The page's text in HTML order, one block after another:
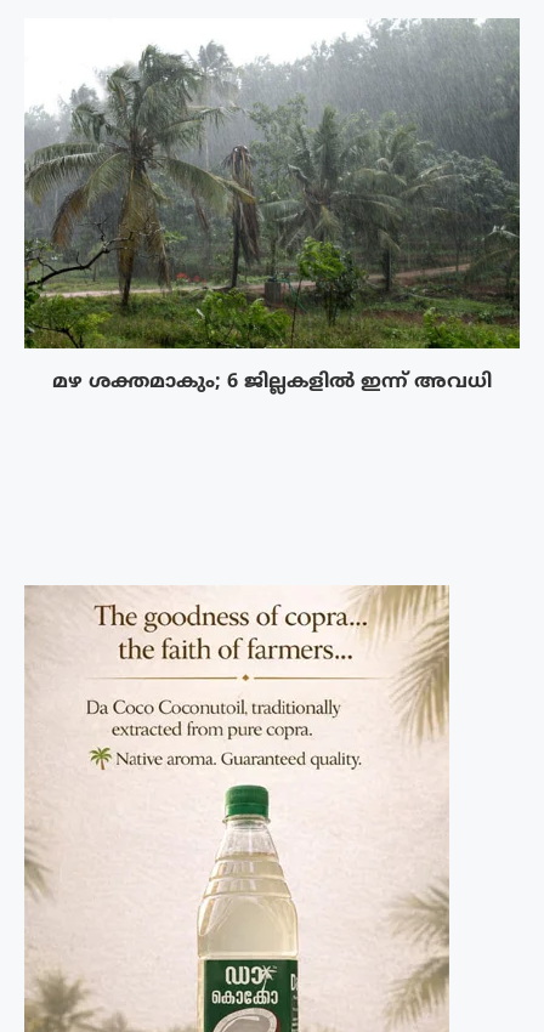
മഴ ശക്തമാകും; 6 ജില്ലകളിൽ ഇന്ന് അവധി